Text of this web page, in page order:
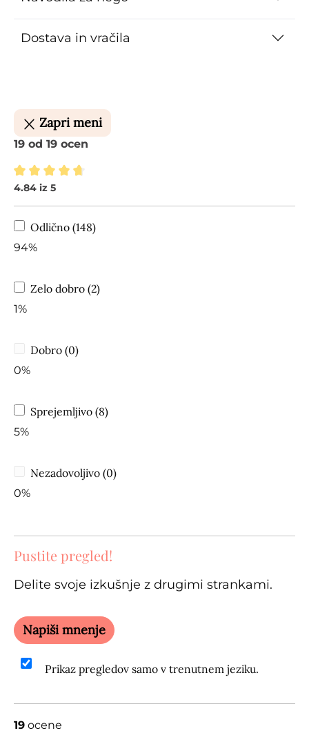
Dostava in vračila
Zapri meni
19 od 19 ocen
Povprečna ocena 4.84 od 5 zvezdic
4.84 iz 5
Odlično (148)
94%
Zelo dobro (2)
1%
Dobro (0)
0%
Sprejemljivo (8)
5%
Nezadovoljivo (0)
0%
Pustite pregled!
Delite svoje izkušnje z drugimi strankami.
Napiši mnenje
Prikaz pregledov samo v trenutnem jeziku.
19 ocene